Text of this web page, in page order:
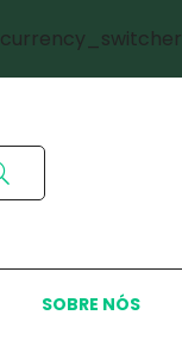
[currency_switcher]
SOBRE NÓS